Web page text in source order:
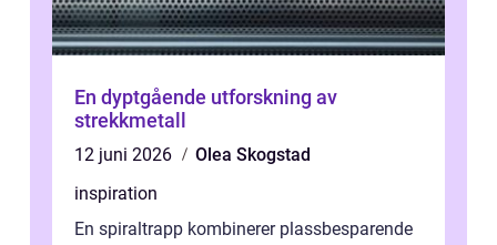
En dyptgående utforskning av
strekkmetall
12 juni 2026
Olea Skogstad
inspiration
En spiraltrapp kombinerer plassbesparende